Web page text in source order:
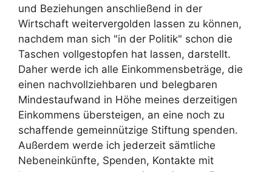
und Beziehungen anschließend in der
Wirtschaft weitervergolden lassen zu können,
nachdem man sich "in der Politik" schon die
Taschen vollgestopfen hat lassen, darstellt.
Daher werde ich alle Einkommensbeträge, die
einen nachvollziehbaren und belegbaren
Mindestaufwand in Höhe meines derzeitigen
Einkommens übersteigen, an eine noch zu
schaffende gemeinnützige Stiftung spenden.
Außerdem werde ich jederzeit sämtliche
Nebeneinkünfte, Spenden, Kontakte mit